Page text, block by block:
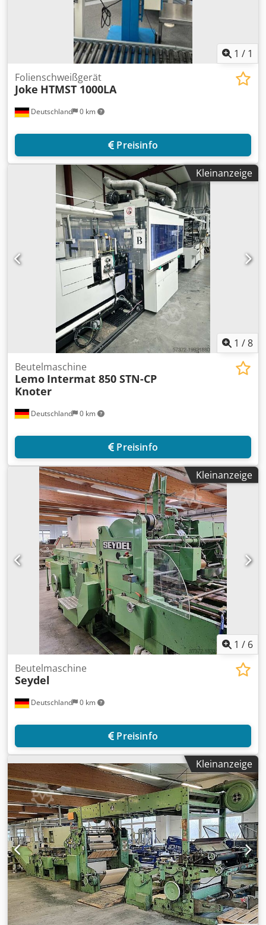
1 / 1
Deutschland 0 km
Folienschweißgerät
Joke HTMST 1000LA
Preisinfo
Kleinanzeige
1 /8
Deutschland 0 km
Beutelmaschine
Lemo Intermat 850 STN-CP
Knoter
Preisinfo
Kleinanzeige
1 / 6
Deutschland 0 km
Beutelmaschine
Seydel
Preisinfo
Kleinanzeige